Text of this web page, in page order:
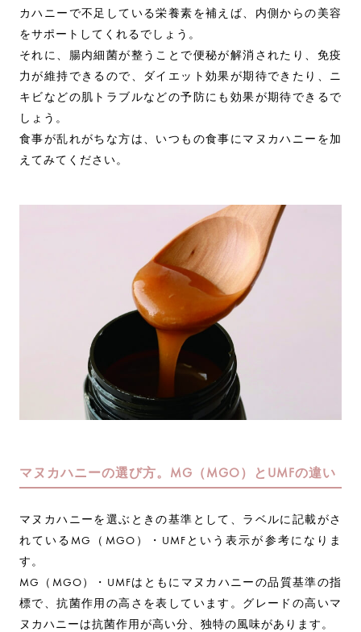
カハニーで不足している栄養素を補えば、内側からの美容
をサポートしてくれるでしょう。
それに、腸内細菌が整うことで便秘が解消されたり、免疫
力が維持できるので、ダイエット効果が期待できたり、ニ
キビなどの肌トラブルなどの予防にも効果が期待できるで
しょう。
食事が乱れがちな方は、いつもの食事にマヌカハニーを加
えてみてください。
マヌカハニーの選び方。MG（MGO）とUMFの違い
マヌカハニーを選ぶときの基準として、ラベルに記載がさ
れているMG（MGO）・UMFという表示が参考になりま
す。
MG（MGO）・UMFはともにマヌカハニーの品質基準の指
標で、抗菌作用の高さを表しています。グレードの高いマ
ヌカハニーは抗菌作用が高い分、独特の風味があります。